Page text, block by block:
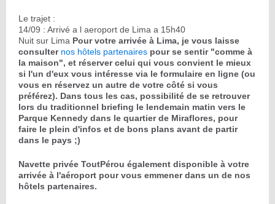
Le trajet :
14/09 : Arrivé a l aeroport de Lima a 15h40
Nuit sur Lima Pour votre arrivée à Lima, je vous laisse
consulter nos hôtels partenaires pour se sentir "comme à
la maison", et réserver celui qui vous convient le mieux
si l'un d'eux vous intéresse via le formulaire en ligne (ou
vous en réservez un autre de votre côté si vous
préférez). Dans tous les cas, possibilité de se retrouver
lors du traditionnel briefing le lendemain matin vers le
Parque Kennedy dans le quartier de Miraflores, pour
faire le plein d'infos et de bons plans avant de partir
dans le pays ;)
Navette privée ToutPérou également disponible à votre
arrivée à l'aéroport pour vous emmener dans un de nos
hôtels partenaires.